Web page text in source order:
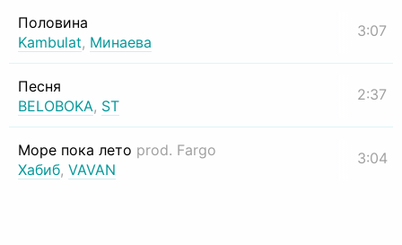
Половина
Kambulat, Минаева
3:07
Песня
BELOBOKA, ST
2:37
Море пока лето prod. Fargo
Хабиб, VAVAN
3:04